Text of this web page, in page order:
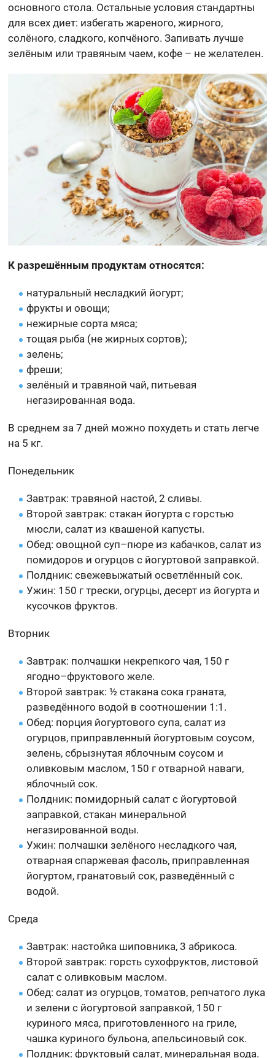
основного стола. Остальные условия стандартны
для всех диет: избегать жареного, жирного,
солёного, сладкого, копчёного. Запивать лучше
зелёным или травяным чаем, кофе – не желателен.
К разрешённым продуктам относятся:
натуральный несладкий йогурт;
фрукты и овощи;
нежирные сорта мяса;
тощая рыба (не жирных сортов);
зелень;
фреши;
зелёный и травяной чай, питьевая
негазированная вода.
В среднем за 7 дней можно похудеть и стать легче
на 5 кг.
Понедельник
Завтрак: травяной настой, 2 сливы.
Второй завтрак: стакан йогурта с горстью
мюсли, салат из квашеной капусты.
Обед: овощной суп–пюре из кабачков, салат из
помидоров и огурцов с йогуртовой заправкой.
Полдник: свежевыжатый осветлённый сок.
Ужин: 150 г трески, огурцы, десерт из йогурта и
кусочков фруктов.
Вторник
Завтрак: полчашки некрепкого чая, 150 г
ягодно–фруктового желе.
Второй завтрак: ½ стакана сока граната,
разведённого водой в соотношении 1:1.
Обед: порция йогуртового супа, салат из
огурцов, приправленный йогуртовым соусом,
зелень, сбрызнутая яблочным соусом и
оливковым маслом, 150 г отварной наваги,
яблочный сок.
Полдник: помидорный салат с йогуртовой
заправкой, стакан минеральной
негазированной воды.
Ужин: полчашки зелёного несладкого чая,
отварная спаржевая фасоль, приправленная
йогуртом, гранатовый сок, разведённый с
водой.
Среда
Завтрак: настойка шиповника, 3 абрикоса.
Второй завтрак: горсть сухофруктов, листовой
салат с оливковым маслом.
Обед: салат из огурцов, томатов, репчатого лука
и зелени с йогуртовой заправкой, 150 г
куриного мяса, приготовленного на гриле,
чашка куриного бульона, апельсиновый сок.
Полдник: фруктовый салат, минеральная вода.